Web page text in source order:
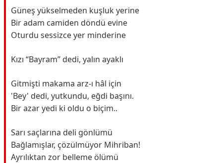
Güneş yükselmeden kuşluk yerine
Bir adam camiden döndü evine
Oturdu sessizce yer minderine
Kızı “Bayram” dedi, yalın ayaklı
Gitmişti makama arz-ı hâl için
'Bey' dedi, yutkundu, eğdi başını.
Bir azar yedi ki oldu o biçim..
Sarı saçlarına deli gönlümü
Bağlamışlar, çözülmüyor Mihriban!
Ayrılıktan zor belleme ölümü